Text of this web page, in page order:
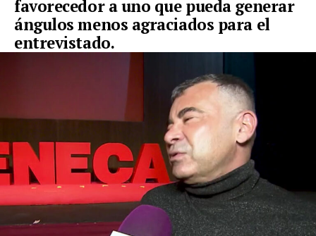
favorecedor a uno que pueda generar
ángulos menos agraciados para el
entrevistado.